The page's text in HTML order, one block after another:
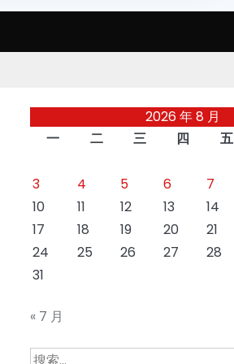
2026 年 8 月
一
二 三 四 五
3
4 5 6 7
10
11 12 13 14
17
18 19 20 21
24
25 26 27 28
31
« 7 月
搜